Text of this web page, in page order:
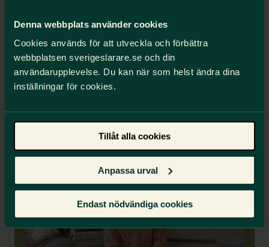
Denna webbplats använder cookies
Cookies används för att utveckla och förbättra
webbplatsen sverigeslarare.se och din
användarupplevelse. Du kan när som helst ändra dina
inställningar för cookies.
Tillåt alla cookies
Anpassa urval
Endast nödvändiga cookies
Film
Se gärna filmen från webbinariet där politiken för
gymnasieskolan presenterades.
Inspelat seminarium